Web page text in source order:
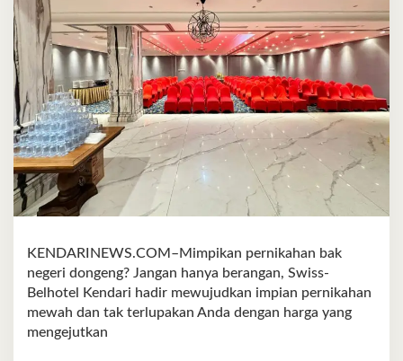
KENDARINEWS.COM–Mimpikan pernikahan bak
negeri dongeng? Jangan hanya berangan, Swiss-
Belhotel Kendari hadir mewujudkan impian pernikahan
mewah dan tak terlupakan Anda dengan harga yang
mengejutkan